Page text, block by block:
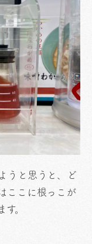
うと思うと、ど
ここに根っこが
。